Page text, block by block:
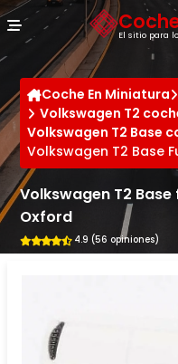
El sitio para
Coche En Miniatura
Volkswagen T2
Volkswagen T2 Base
Volkswagen T2 Base
Volkswagen T2
Oxford
4.9 (56 opiniones)
Panel de gestión de cookies